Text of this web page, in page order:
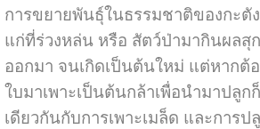
การขยายพันธุ์ในธรรมชาติของกะตั
แก่ที่ร่วงหล่น หรือ สัตว์ป่ามากินผลสุ
ออกมา จนเกิดเป็นต้นใหม่ แต่หากต้
ใบมาเพาะเป็นต้นกล้าเพื่อนำมาปลูก
เดียวกันกับการเพาะเมล็ด และการป